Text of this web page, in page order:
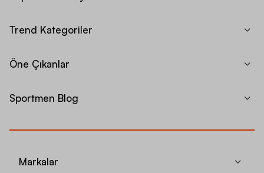
Trend Kategoriler
Öne Çıkanlar
Sportmen Blog
Markalar